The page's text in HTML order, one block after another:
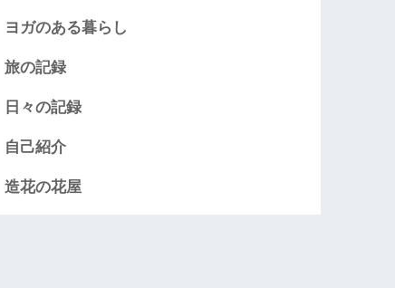
ヨガのある暮らし
旅の記録
日々の記録
自己紹介
造花の花屋